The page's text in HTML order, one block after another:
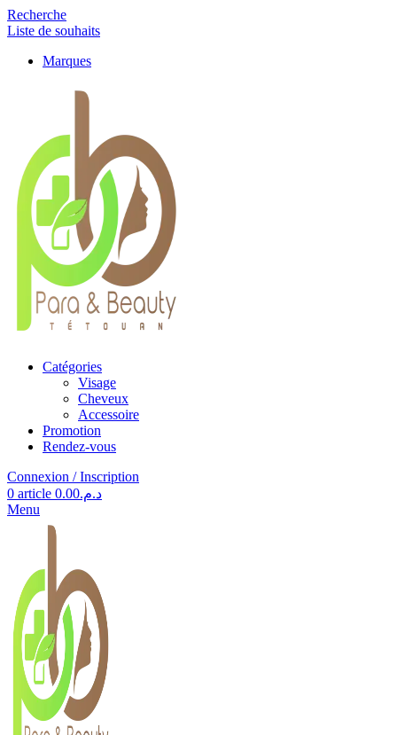
Recherche
Liste de souhaits
Marques
Catégories
Visage
Cheveux
Accessoire
Promotion
Rendez-vous
Connexion / Inscription
0 article د.م.0.00
Menu